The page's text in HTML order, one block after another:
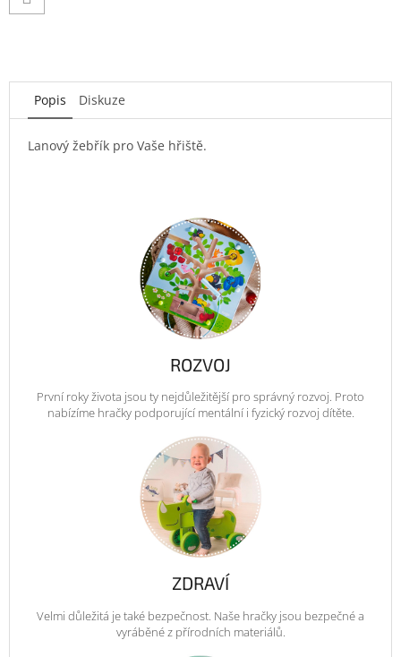
Popis Diskuze
Lanový žebřík pro Vaše hřiště.
ROZVOJ
První roky života jsou ty nejdůležitější pro správný rozvoj. Proto
nabízíme hračky podporující mentální i fyzický rozvoj dítěte.
ZDRAVÍ
Velmi důležitá je také bezpečnost. Naše hračky jsou bezpečné a
vyráběné z přírodních materiálů.